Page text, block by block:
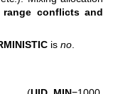
conflicts and
is no